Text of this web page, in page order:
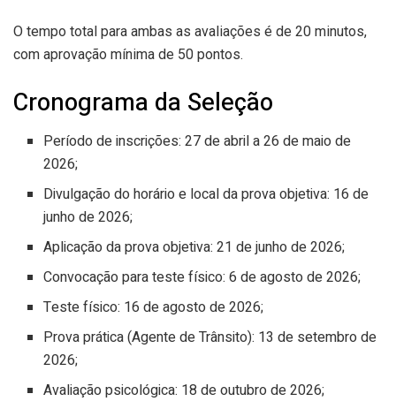
O tempo total para ambas as avaliações é de 20 minutos,
com aprovação mínima de 50 pontos.
Cronograma da Seleção
Período de inscrições: 27 de abril a 26 de maio de
2026;
Divulgação do horário e local da prova objetiva: 16 de
junho de 2026;
Aplicação da prova objetiva: 21 de junho de 2026;
Convocação para teste físico: 6 de agosto de 2026;
Teste físico: 16 de agosto de 2026;
Prova prática (Agente de Trânsito): 13 de setembro de
2026;
Avaliação psicológica: 18 de outubro de 2026;